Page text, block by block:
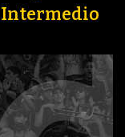
Intermedio